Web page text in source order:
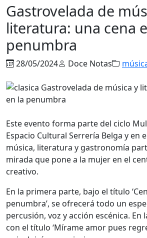
Gastrovelada de
literatura: una cena
penumbra
28/05/2024 Doce Notas
Este evento forma parte del ciclo
Espacio Cultural Serrería Belga y en
música, literatura y gastronomía
mirada que pone a la mujer en el
creativo.
En la primera parte, bajo el título
penumbra’, se ofrecerá todo un
percusión, voz y acción escénica. En
con el título ‘Mírame amor pues